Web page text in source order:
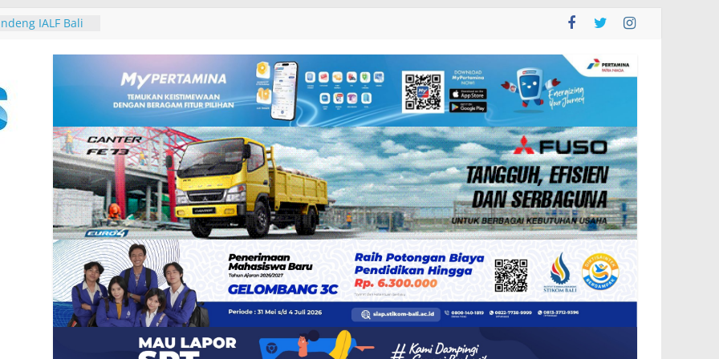
25, Demokrat
Sampah
IALF Bali
Bahasa
Studi
Nokia dan
Zankore by
Kawasan Asia-
Session
Gubernur
John
Besakih dan
Burung dari